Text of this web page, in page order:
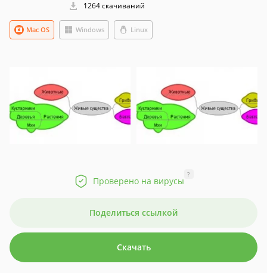
1264 скачиваний
Windows Linux
Mac OS
Проверено на вирусы
?
Поделиться ссылкой
Скачать